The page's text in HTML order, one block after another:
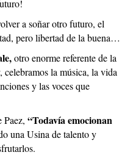
a soñar otro futuro, el
pero libertad de la buena…
otro enorme referente de la
celebramos la música, la vida
y las voces que
Paez, “Todavía emocionan
una Usina de talento y